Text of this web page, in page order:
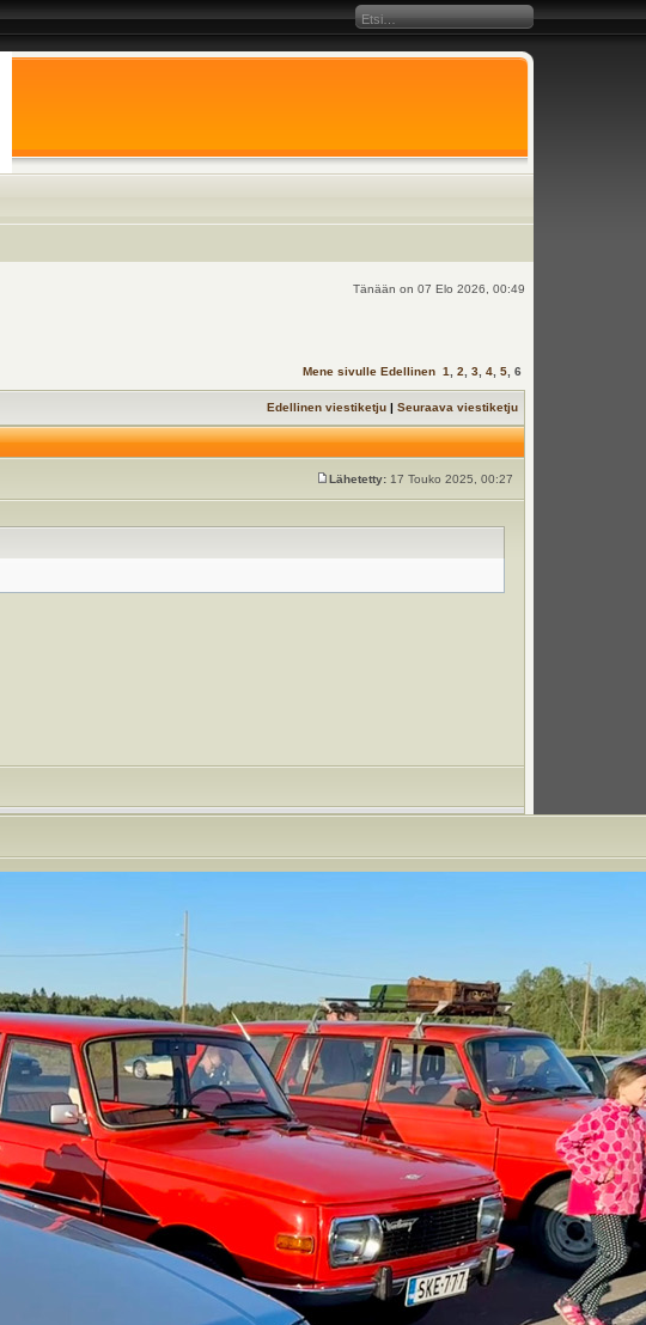
Tänään on 07 Elo 2026, 00:49
Mene sivulle Edellinen 1 ,2 ,3 ,4 ,5 ,6
Edellinen viestiketju |Seuraava viestiketju
Lähetetty: 17 Touko 2025, 00:27